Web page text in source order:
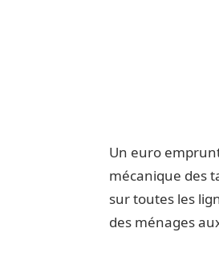
Un euro
mécanique des
sur toutes les
des ménages